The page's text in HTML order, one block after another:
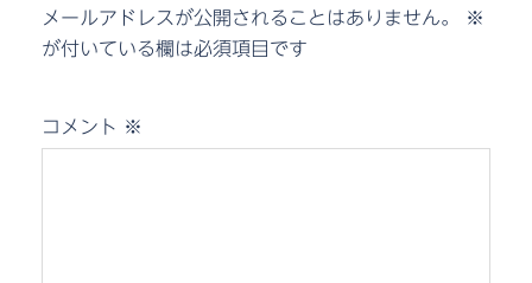
メールアドレスが公開されることはありません。
※
が付いている欄は必須項目です
コメント ※